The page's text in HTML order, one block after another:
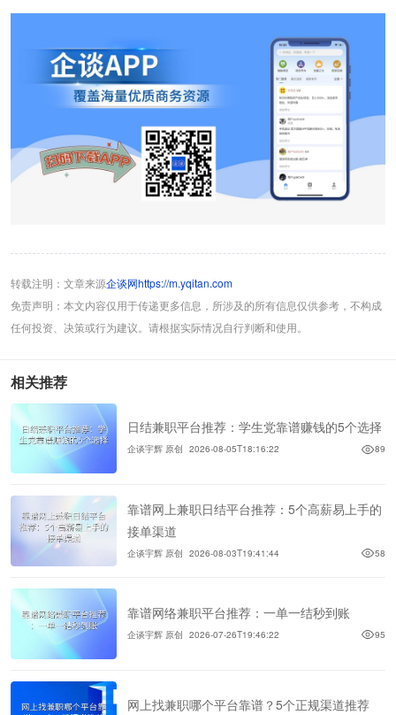
转载注明：文章来源企谈网https://m.yqitan.com
免责声明：本文内容仅用于传递更多信息，所涉及的所有信息仅供参考，不构成
任何投资、决策或行为建议。请根据实际情况自行判断和使用。
相关推荐
日结兼职平台推荐：学生党靠谱赚钱的5个选择
企谈宇辉 原创 2026-08-05T18:16:22 89
靠谱网上兼职日结平台推荐：5个高薪易上手的
接单渠道
企谈宇辉 原创 2026-08-03T19:41:44 58
靠谱网络兼职平台推荐：一单一结秒到账
企谈宇辉 原创 2026-07-26T19:46:22 95
网上找兼职哪个平台靠谱？5个正规渠道推荐